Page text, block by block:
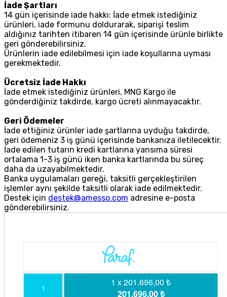
İade Şartları
14 gün içerisinde iade hakkı: İade etmek istediğiniz
ürünleri, iade formunu doldurarak, siparişi teslim
aldığınız tarihten itibaren 14 gün içerisinde ürünle birlikte
geri gönderebilirsiniz.
Ürünlerin iade edilebilmesi için iade koşullarına uyması
gerekmektedir.
Ücretsiz İade Hakkı
İade etmek istediğiniz ürünleri, MNG Kargo ile
gönderdiğiniz takdirde, kargo ücreti alınmayacaktır.
Geri Ödemeler
İade ettiğiniz ürünler iade şartlarına uyduğu takdirde,
geri ödemeniz 3 iş günü içerisinde bankanıza iletilecektir.
İade edilen tutarın kredi kartlarına yansıma süresi
ortalama 1-3 iş günü iken banka kartlarında bu süreç
daha da uzayabilmektedir.
Banka uygulamaları gereği, taksitli gerçekleştirilen
işlemler aynı şekilde taksitli olarak iade edilmektedir.
Destek için destek@amesso.com adresine e-posta
gönderebilirsiniz.
1
1 x 201.696,00 ₺
201.696,00 ₺